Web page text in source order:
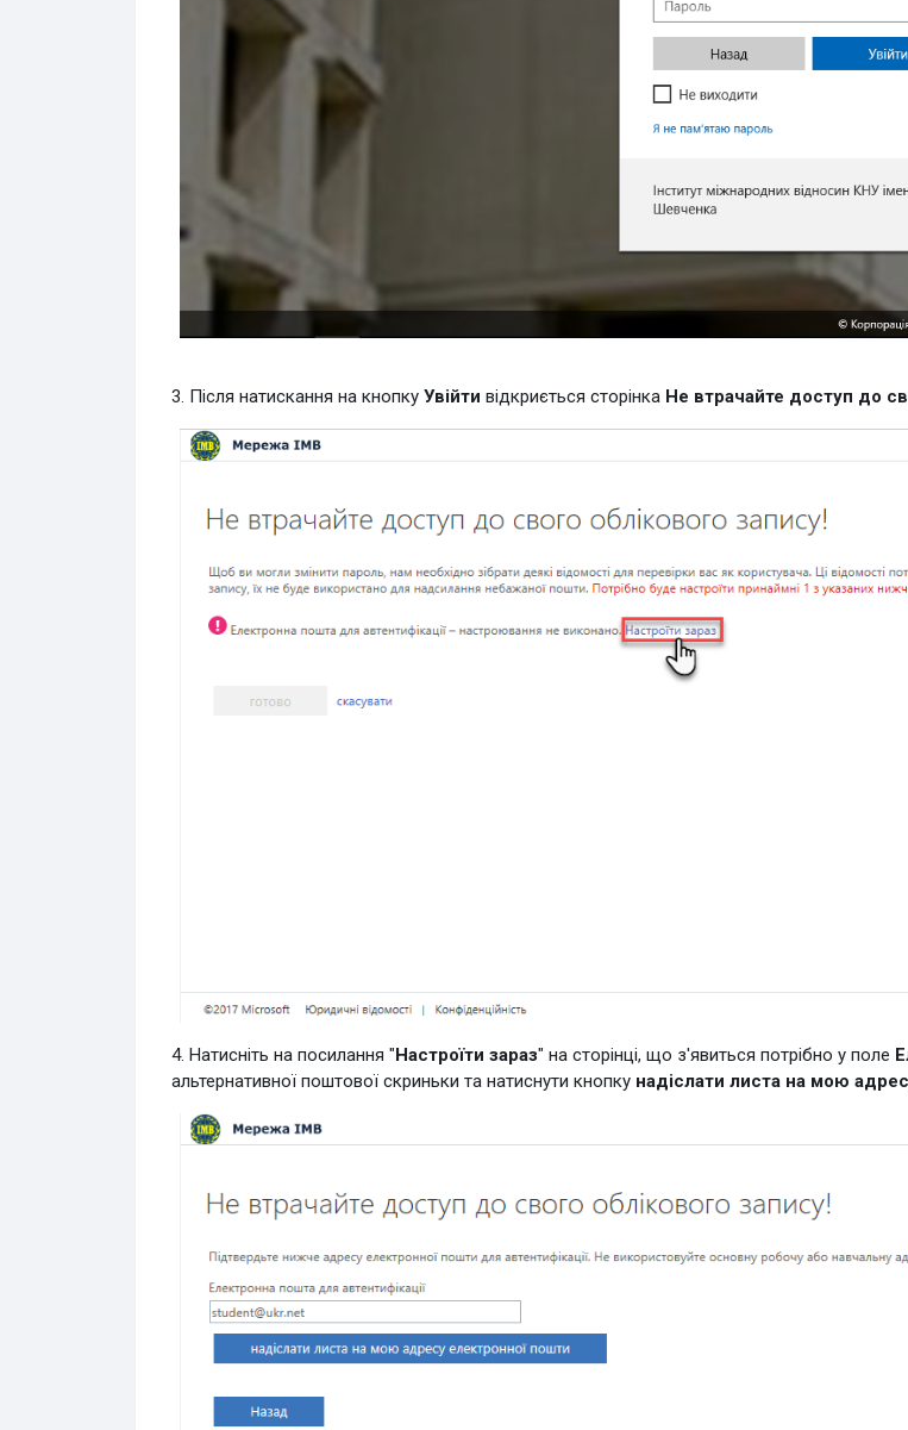
3. Після натискання на кнопку Увійти відкриється сторінка Не втрачайте доступ до
4. Натисніть на посилання " Настроїти зараз" на сторінці, що з'явиться потрібно у поле
альтернативної поштової скриньки та натиснути кнопку надіслати листа на мою